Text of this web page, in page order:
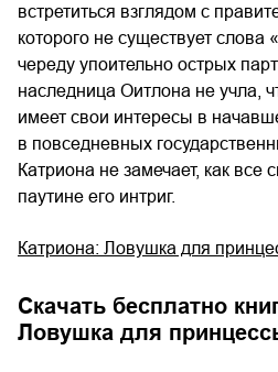
встретиться взглядом с
которого не существует слова
череду упоительно острых
наследница Оитлона не учла,
имеет свои интересы в
в повседневных
Катриона не замечает, как все
паутине его интриг.
Катриона: Ловушка для
Скачать бесплатно
Ловушка для